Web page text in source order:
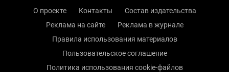
О проекте Контакты
Состав издательства
Реклама на сайте
Реклама в журнале
Правила использования материалов
Пользовательское соглашение
Политика использования cookie-файлов